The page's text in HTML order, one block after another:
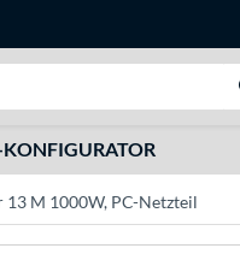
KONFIGURATOR
13 M 1000W, PC-Netzteil